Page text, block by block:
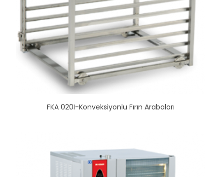
FKA 020I-Konveksiyonlu Fırın Arabaları